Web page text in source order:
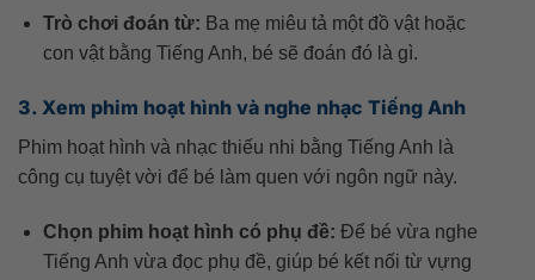
Trò chơi đoán từ: Ba mẹ miêu tả một đồ vật hoặc
con vật bằng Tiếng Anh, bé sẽ đoán đó là gì.
3. Xem phim hoạt hình và nghe nhạc Tiếng Anh
Phim hoạt hình và nhạc thiếu nhi bằng Tiếng Anh là
công cụ tuyệt vời để bé làm quen với ngôn ngữ này.
Chọn phim hoạt hình có phụ đề: Để bé vừa nghe
Tiếng Anh vừa đọc phụ đề, giúp bé kết nối từ vựng